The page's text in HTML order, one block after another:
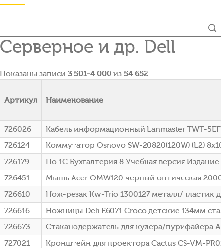
Серверное и др. Dell
Показаны записи 3 501-4 000 из 54 652.
Артикул Наименование
726026
Кабель информационный Lanmaster TWT-
726124
Коммутатор Osnovo SW-20820(120W) (L2)
726179
По 1С Бухгалтерия 8 Учебная версия Издание
726451
Мышь Acer OMW120 черный оптическая
726610
Нож-резак Kw-Trio 1300127 металл/пластик
726616
Ножницы Deli E6071 Croco детские 134мм
726673
Стаканодержатель для кулера/пурифайера
727021
Кронштейн для проектора Cactus CS-VM-